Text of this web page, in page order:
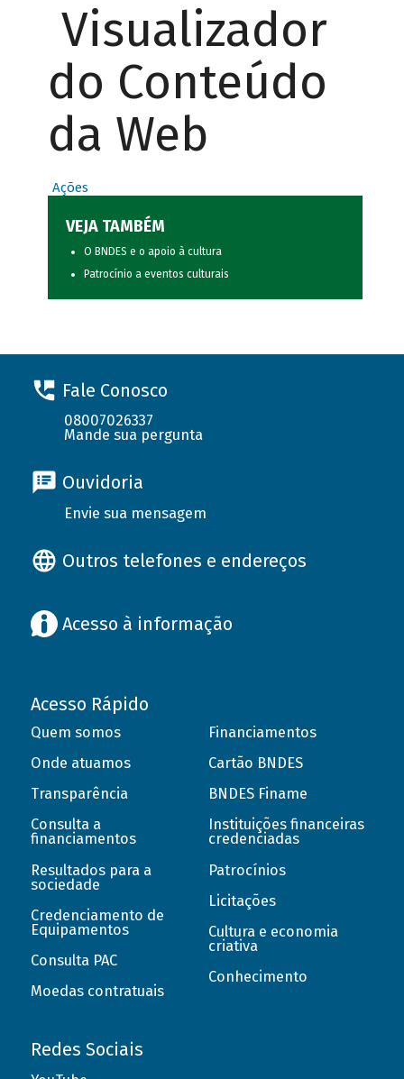
Visualizador
do Conteúdo
da Web
Ações
VEJA TAMBÉM
O BNDES e o apoio à cultura
Patrocínio a eventos culturais
Fale Conosco
08007026337
Mande sua pergunta
Ouvidoria
Envie sua mensagem
Outros telefones e endereços
Acesso à informação
Acesso Rápido
Quem somos
Onde atuamos
Transparência
Consulta a
financiamentos
Resultados para a
sociedade
Credenciamento de
Equipamentos
Consulta PAC
Moedas contratuais
Financiamentos
Cartão BNDES
BNDES Finame
Instituições financeiras
credenciadas
Patrocínios
Licitações
Cultura e economia
criativa
Conhecimento
Redes Sociais